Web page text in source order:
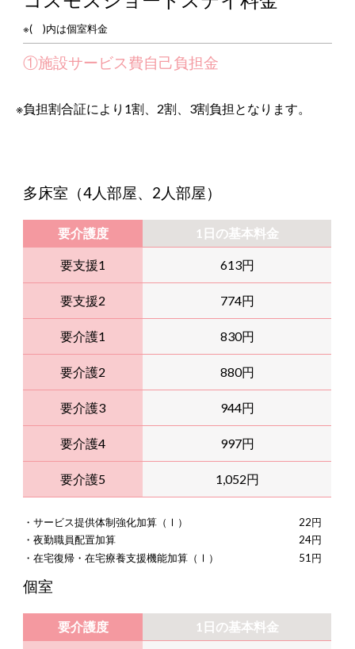
※( )内は個室料金
①施設サービス費自己負担金
※負担割合証により1割、2割、3割負担となります。
多床室（4人部屋、2人部屋）
要介護度 1日の基本料金
要支援1 613円
要支援2 774円
要介護1 830円
要介護2 880円
要介護3 944円
要介護4 997円
要介護5 1,052円
・サービス提供体制強化加算（Ⅰ）
22円
・夜勤職員配置加算
24円
・在宅復帰・在宅療養支援機能加算（Ⅰ）
51円
個室
要介護度 1日の基本料金